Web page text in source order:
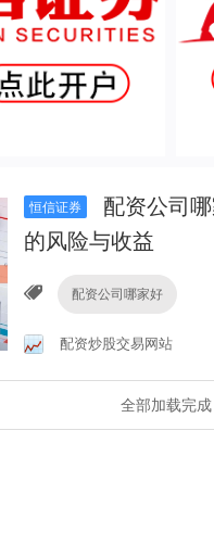
恒信证券
配资公司
的风险与收益
配资公司哪家好
配资炒股交易网站
全部加载完成